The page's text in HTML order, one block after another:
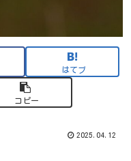
はてブ
コピー
2025.04.12